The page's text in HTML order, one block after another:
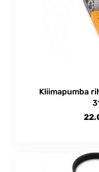
Kliimapumba